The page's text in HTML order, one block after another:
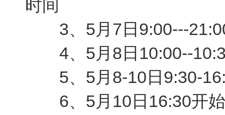
时间
3、5月7日9:00---
4、5月8日10:00--
5、5月8-10日9:30-
6、5月10日16:30开